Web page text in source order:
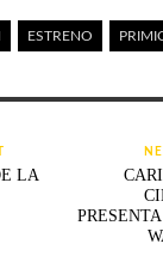
ESTRENO
LA